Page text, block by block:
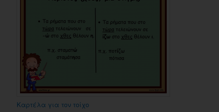
Καρτέλα για τον τοίχο